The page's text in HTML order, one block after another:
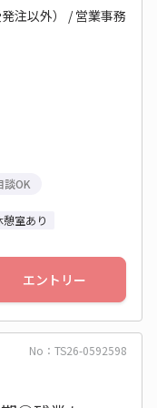
注以外） / 営業事務
談OK
憩室あり
エントリー
No：TS26-0592598